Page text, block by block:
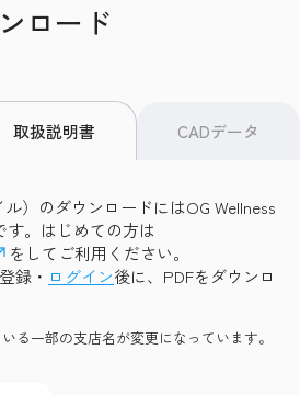
ロード
取扱説明書 CADデータ
）のダウンロードにはOG Wellness
。はじめての方は
をしてご利用ください。
録・ ログイン後に、PDFをダウンロ
る一部の支店名が変更になっています。